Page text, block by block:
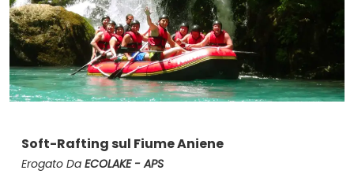
Soft-Rafting sul Fiume Aniene
Erogato Da ECOLAKE - APS